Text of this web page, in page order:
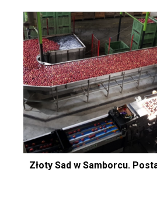
Złoty Sad w Samborcu.